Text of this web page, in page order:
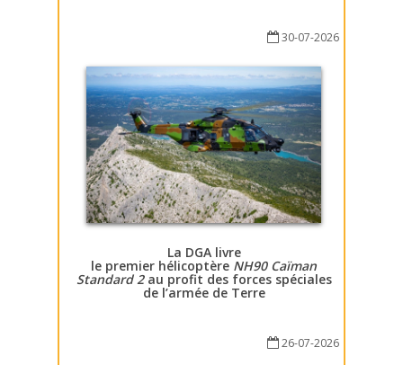
30-07-2026
La DGA livre
le premier hélicoptère NH90 Caïman
Standard 2au profit des forces spéciales
de l’armée de Terre
26-07-2026